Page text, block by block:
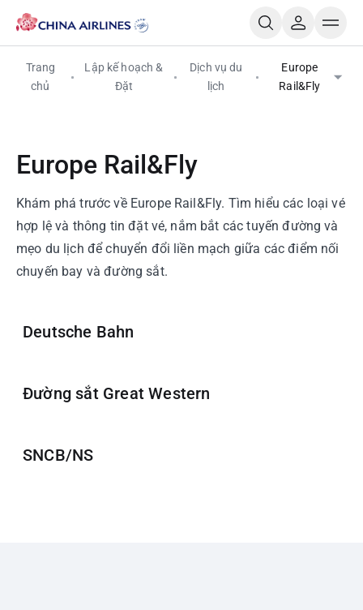
Trang
chủ
Lập kế hoạch &
Đặt
Dịch vụ du
lịch
Europe
Rail&Fly
Europe Rail&Fly
Khám phá trước về Europe Rail&Fly. Tìm hiểu các loại vé
hợp lệ và thông tin đặt vé, nắm bắt các tuyến đường và
mẹo du lịch để chuyển đổi liền mạch giữa các điểm nối
chuyến bay và đường sắt.
Deutsche Bahn
Đường sắt Great Western
SNCB/NS